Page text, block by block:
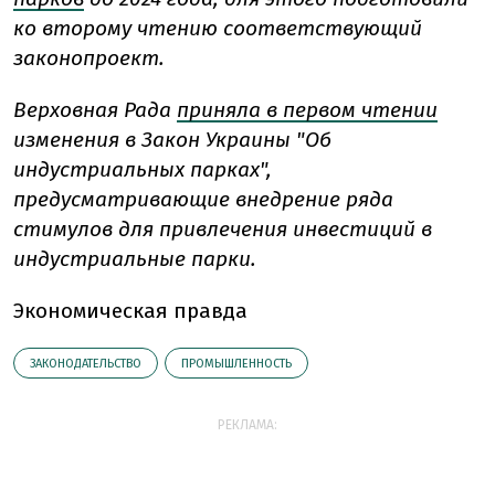
ко второму чтению соответствующий
законопроект.
Верховная Рада приняла в первом чтении
изменения в Закон Украины "Об
индустриальных парках",
предусматривающие внедрение ряда
стимулов для привлечения инвестиций в
индустриальные парки.
Экономическая правда
ЗАКОНОДАТЕЛЬСТВО ПРОМЫШЛЕННОСТЬ
РЕКЛАМА: